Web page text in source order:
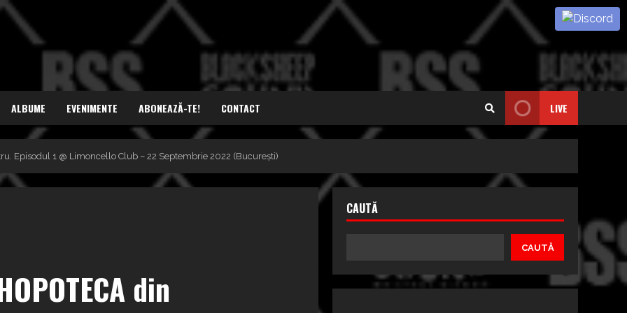
ALBUME EVENIMENTE ABONEAZĂ-TE! CONTACT LIVE
Episodul 1 @ Limoncello Club – 22 Septembrie 2022 (București)
din
CAUTĂ
CAUTĂ